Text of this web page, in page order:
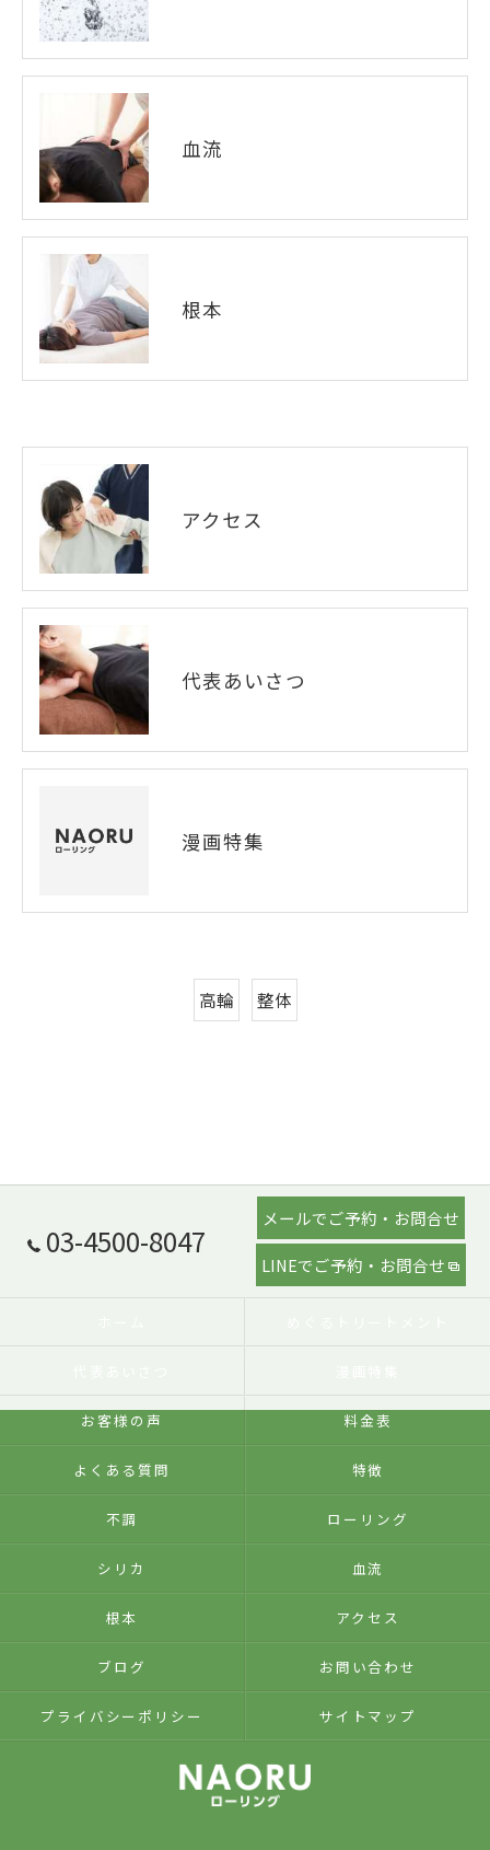
血流
根本
アクセス
代表あいさつ
漫画特集
高輪 整体
03-4500-8047
メールでご予約・お問合せ
LINEでご予約・お問合せ
お客様の声 料金表
よくある質問 特徴
不調 ローリング
シリカ 血流
根本 アクセス
ブログ お問い合わせ
プライバシーポリシー サイトマップ